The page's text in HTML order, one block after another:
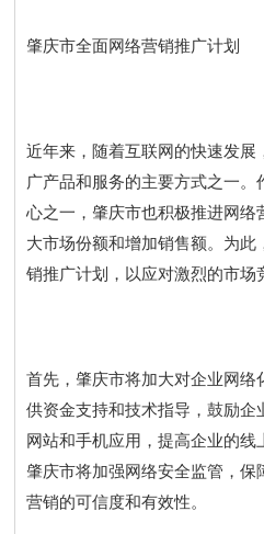
肇庆市全面网络营销推广计划
近年来，随着互联网的快速发展
广产品和服务的主要方式之一。
心之一，肇庆市也积极推进网络
大市场份额和增加销售额。为
销推广计划，以应对激烈的市场
首先，肇庆市将加大对企业网络
供资金支持和技术指导，鼓励企
网站和手机应用，提高企业的线
肇庆市将加强网络安全监管，保
营销的可信度和有效性。